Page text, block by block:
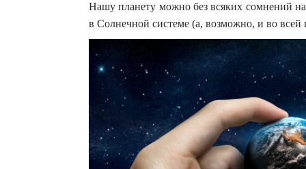
Нашу планету можно без всяких сомнений
в Солнечной системе (а, возможно, и во всей